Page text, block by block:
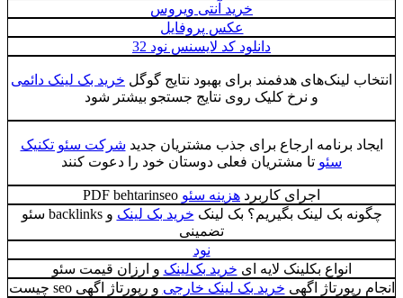
خرید آنتی ویروس
عکس پروفایل
دانلود کد لایسنس نود 32
انتخاب لینک‌های هدفمند برای بهبود نتایج گوگل خرید بک لینک دائمی
و نرخ کلیک روی نتایج جستجو بیشتر شود
ایجاد برنامه ارجاع برای جذب مشتریان جدید شرکت سئو تکنیک
سئو تا مشتریان فعلی دوستان خود را دعوت کنند
اجرای کاربرد هزینه سئو
چگونه بک لینک بگیریم؟ بک لینک خرید بک لینک
و backlinks سئو
تضمینی
نود
انواع بکلینک لایه ای خرید بک‌لینک و ارزان قیمت سئو
انجام رپورتاژ اگهی خرید بک لینک خارجی و رپورتاژ اگهی seo چيست